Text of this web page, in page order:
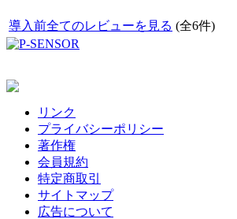
導入前全てのレビューを見る (全6件)
リンク
プライバシーポリシー
著作権
会員規約
特定商取引
サイトマップ
広告について